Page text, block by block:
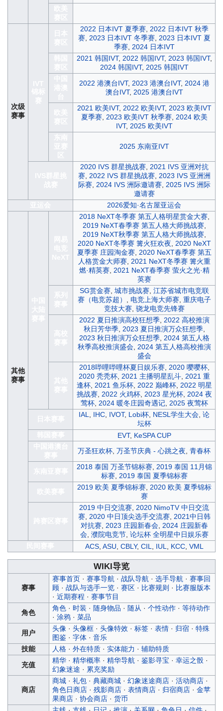
次级
赛事
2022 日本IVT 夏季赛, 2022 日本IVT 秋季
赛, 2023 日本IVT 冬季赛, 2023 日本IVT 夏
季赛, 2024 日本IVT
2021 韩国IVT, 2022 韩国IVT, 2023 韩国IVT,
2024 韩国IVT, 2025 韩国IVT
2022 港澳台IVT, 2023 港澳台IVT, 2024 港
澳台IVT, 2025 港澳台IVT
2021 欧美IVT, 2022 欧美IVT, 2023 欧美IVT
夏季赛, 2023 欧美IVT 秋季赛, 2024 欧美
IVT, 2025 欧美IVT
2025 东南亚IVT
2020 IVS 群星挑战赛, 2021 IVS 亚洲对抗
赛, 2022 IVS 群星挑战赛, 2023 IVS 亚洲洲
际赛, 2024 IVS 洲际邀请赛, 2025 IVS 洲际
邀请赛
2026爱知·名古屋亚运会
其他
赛事
2018 NeXT冬季赛 第五人格明星赏金大赛,
2019 NeXT春季赛 第五人格大师挑战赛,
2019 NeXT秋季赛 第五人格大师挑战赛,
2020 NeXT冬季赛 篝火狂欢夜, 2020 NeXT
夏季赛 庄园淘金赛, 2020 NeXT春季赛 第五
人格赏金大师赛, 2021 NeXT冬季赛 篝火重
燃·精英赛, 2021 NeXT春季赛 萤火之光·精
英赛
SG赏金赛, 城市挑战赛, 江苏省城市电竞联
赛（电竞苏超） , 电竞上海大师赛, 重庆电子
竞技大赛, 骁龙电竞先锋赛
2022 夏日推演高校狂想季, 2022 高校推演
秋日芳华季, 2023 夏日推演万众狂想季,
2023 秋日推演万众狂想季, 2024 第五人格
秋季高校推演盛会, 2024 第五人格高校推演
盛会
2018哔哩哔哩杯夏日娱乐赛, 2020 嘤嘤杯,
2020 秃秃杯, 2021 主播明星乱斗, 2021 重
逢杯, 2021 鱼乐杯, 2022 巅峰杯, 2022 明星
挑战赛, 2022 火鸡杯, 2023 星光杯, 2024 夜
莺杯, 2024 暖冬庄园奇遇记, 2025 夜莺杯
IAL, IHC, IVOT, Lobi杯, NESL学生大会, 论
坛杯
EVT, KeSPA CUP
万圣狂欢杯, 万圣节庆典 - 心跳之夜, 青春杯
2018 泰国 万圣节锦标赛, 2019 泰国 11月锦
标赛, 2019 泰国 夏季锦标赛
2019 欧美 夏季锦标赛, 2020 欧美 夏季锦标
赛
2019 中日交流赛, 2020 NimoTV 中日交流
赛, 2020 中日顶尖选手交流赛, 2021中日韩
对抗赛, 2023 庄园新春会, 2024 庄园新春
会, 濮院电竞节, 论坛杯 全明星中日娱乐赛
ACS, ASU, CBLY, CIL, IUL, KCC, VML
WIKI导览
赛事
赛事首页· 赛事导航· 战队导航· 选手导航· 赛事回
顾· 战队与选手一览· 赛区· 比赛规则 · 比赛服版本
· 近期赛程 · 赛事节目
角色
角色· 时装 · 随身物品 · 随从 · 个性动作· 等待动作
· 涂鸦· 菜品
用户
头像· 头像框· 头像特效 · 标签· 表情· 归宿· 特殊
图鉴· 字体· 音乐
技能
人格· 外在特质· 实体能力 · 辅助特质
充值
精华· 精华概率· 精华导航· 鉴影寻宝 · 幸运之骰·
幻象迷途 · 累充奖励
商店
商城· 礼包· 典藏商城· 幻象迷途商店· 活动商店·
角色日商店· 残影商店· 表情商店· 归宿商店· 金苹
果商店· 协会商店· 货币